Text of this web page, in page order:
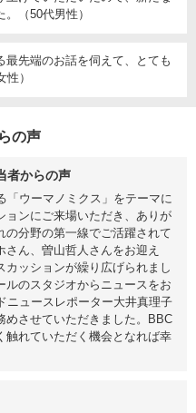
（50代男性）
最先端のお話を伺えて、とても
）
の声
者からの声
「ウーマノミクス」をテーマに
ョンにご来場いただき、ありが
の分野の第一線でご活躍されて
ん、曽山哲人さんをお迎え
カッションが繰り広げられまし
ルのスタジオからニュースをお
ニュースレポーター大井真理子
めさせていただきました。BBC
触れていただく機会となれば幸